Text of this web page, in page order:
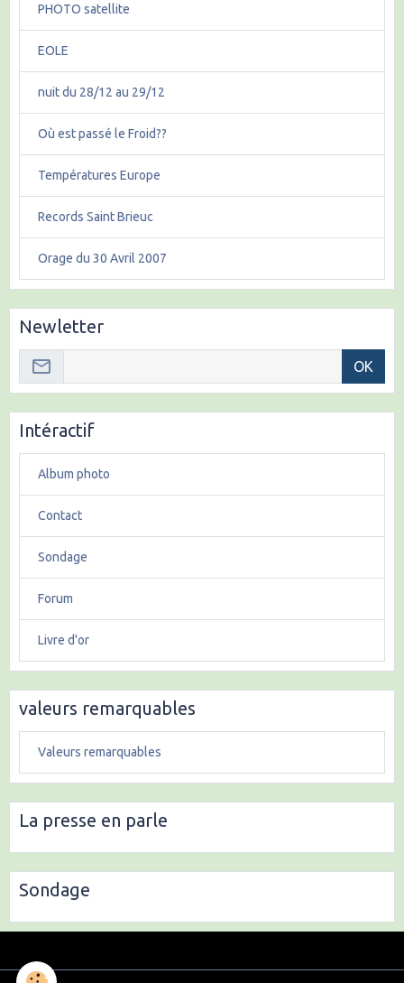
PHOTO satellite
EOLE
nuit du 28/12 au 29/12
Où est passé le Froid??
Températures Europe
Records Saint Brieuc
Orage du 30 Avril 2007
Newletter
OK
Intéractif
Album photo
Contact
Sondage
Forum
Livre d'or
valeurs remarquables
Valeurs remarquables
La presse en parle
Sondage